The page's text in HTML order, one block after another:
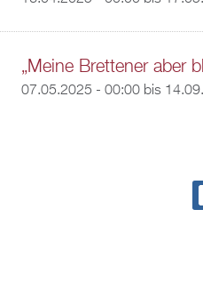
„Meine Brettener aber
07.05.2025 - 00:00bis